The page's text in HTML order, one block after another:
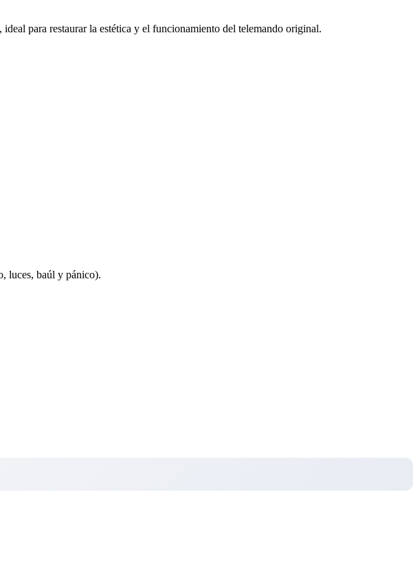
para restaurar la estética y el funcionamiento del telemando original.
luces, baúl y pánico).